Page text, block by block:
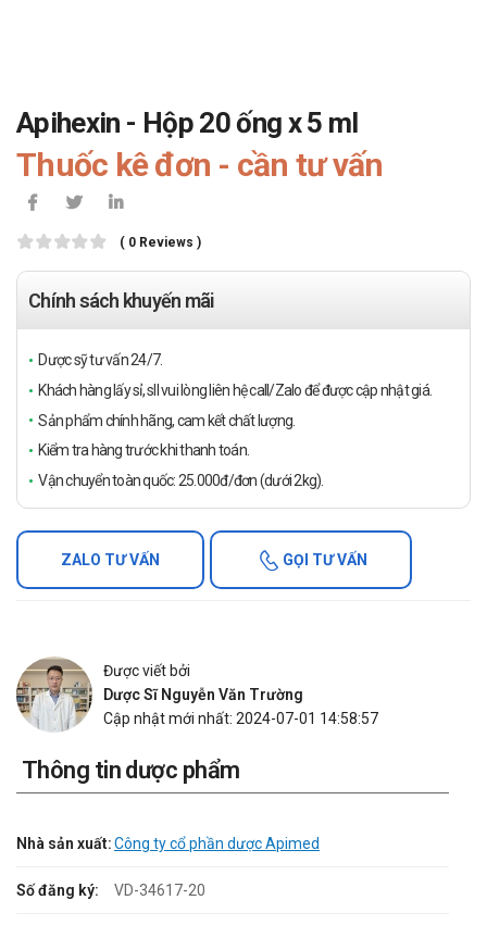
Apihexin - Hộp 20 ống x 5 ml
Thuốc kê đơn - cần tư vấn
( 0 Reviews )
Chính sách khuyến mãi
Dược sỹ tư vấn 24/7.
Khách hàng lấy sỉ, sll vui lòng liên hệ call/Zalo để được cập nhật giá.
Sản phẩm chính hãng, cam kết chất lượng.
Kiểm tra hàng trước khi thanh toán.
Vận chuyển toàn quốc: 25.000đ/đơn (dưới 2kg).
ZALO TƯ VẤN GỌI TƯ VẤN
Được viết bởi
Dược Sĩ Nguyễn Văn Trường
Cập nhật mới nhất: 2024-07-01 14:58:57
Thông tin dược phẩm
Nhà sản xuất:Công ty cổ phần dược Apimed
Số đăng ký: VD-34617-20